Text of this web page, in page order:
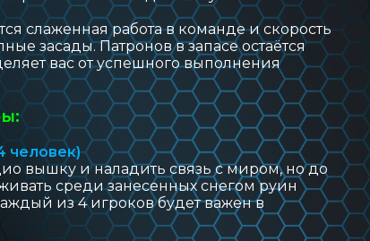
слаженная работа в команде и скорость
засады. Патронов в запасе остаётся
вас от успешного выполнения
человек)
вышку и наладить связь с миром, но до
среди занесенных снегом руин
из 4 игроков будет важен в